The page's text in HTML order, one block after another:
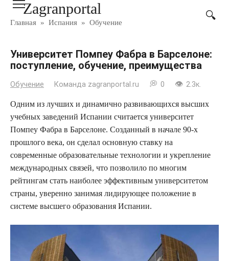
ПерейтиZagranportal
Главная » Испания » Обучение
Университет Помпеу Фабра в Барселоне:
поступление, обучение, преимущества
Обучение Команда zagranportal.ru 0 2.3к.
Одним из лучших и динамично развивающихся высших
учебных заведений Испании считается университет
Помпеу Фабра в Барселоне. Созданный в начале 90-х
прошлого века, он сделал основную ставку на
современные образовательные технологии и укрепление
международных связей, что позволило по многим
рейтингам стать наиболее эффективным университетом
страны, уверенно занимая лидирующее положение в
системе высшего образования Испании.